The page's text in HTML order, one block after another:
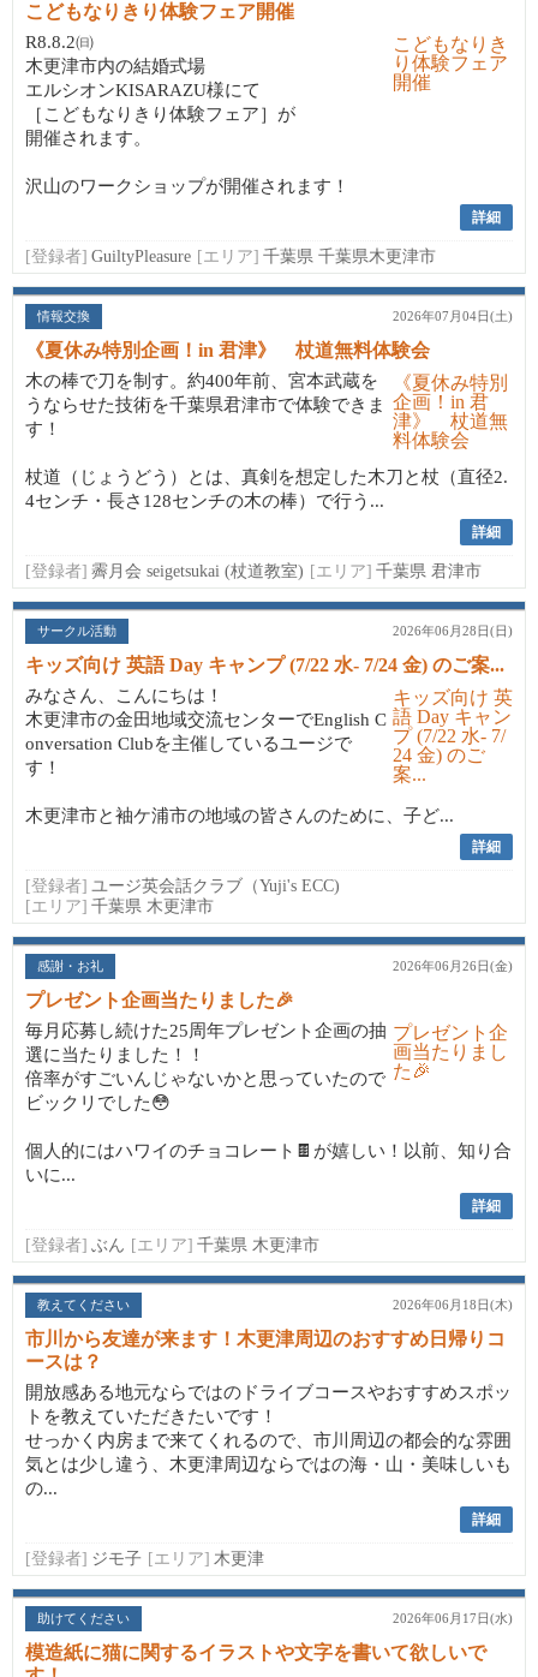
こどもなりきり体験フェア開催
R8.8.2㈰
木更津市内の結婚式場
エルシオンKISARAZU様にて
［こどもなりきり体験フェア］が
開催されます。
沢山のワークショップが開催されます！
詳細
[登録者] GuiltyPleasure [エリア] 千葉県 千葉県木更津市
情報交換 2026年07月04日(土)
《夏休み特別企画！in 君津》 杖道無料体験会
木の棒で刀を制す。約400年前、宮本武蔵を
うならせた技術を千葉県君津市で体験できま
す！
杖道（じょうどう）とは、真剣を想定した木刀と杖（直径2.
4センチ・長さ128センチの木の棒）で行う...
詳細
[登録者] 霽月会 seigetsukai (杖道教室) [エリア] 千葉県 君津市
サークル活動 2026年06月28日(日)
キッズ向け 英語 Day キャンプ (7/22 水- 7/24 金) のご案...
みなさん、こんにちは！
木更津市の金田地域交流センターでEnglish C
onversation Clubを主催しているユージで
す！
木更津市と袖ケ浦市の地域の皆さんのために、子ど...
詳細
[登録者] ユージ英会話クラブ（Yuji's ECC)
[エリア] 千葉県 木更津市
感謝・お礼 2026年06月26日(金)
プレゼント企画当たりました🎉
毎月応募し続けた25周年プレゼント企画の抽
選に当たりました！！
倍率がすごいんじゃないかと思っていたので
ビックリでした😳
個人的にはハワイのチョコレート🍫が嬉しい！以前、知り合
いに...
詳細
[登録者] ぶん [エリア] 千葉県 木更津市
教えてください 2026年06月18日(木)
市川から友達が来ます！木更津周辺のおすすめ日帰りコ
ースは？
開放感ある地元ならではのドライブコースやおすすめスポッ
トを教えていただきたいです！
せっかく内房まで来てくれるので、市川周辺の都会的な雰囲
気とは少し違う、木更津周辺ならではの海・山・美味しいも
の...
詳細
[登録者] ジモ子 [エリア] 木更津
助けてください 2026年06月17日(水)
模造紙に猫に関するイラストや文字を書いて欲しいで